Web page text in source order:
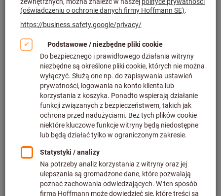
Kliknij, aby powiększyć obraz